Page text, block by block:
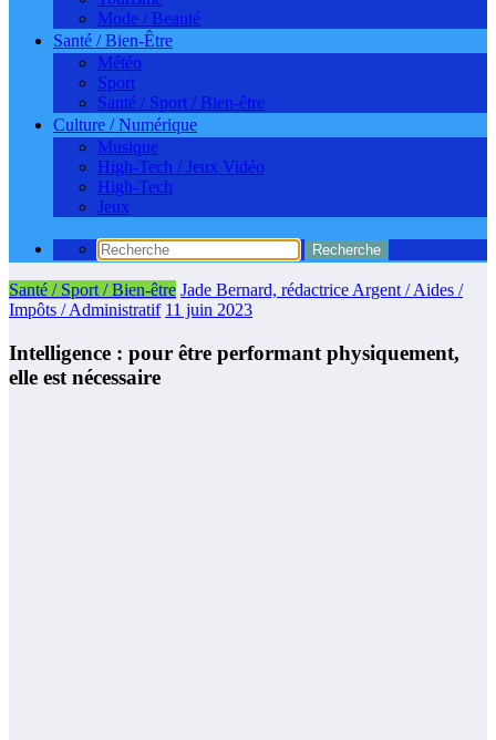
Mode / Beauté
Santé / Bien-Être
Météo
Sport
Santé / Sport / Bien-être
Culture / Numérique
Musique
High-Tech / Jeux Vidéo
High-Tech
Jeux
Santé / Sport / Bien-être Jade Bernard, rédactrice Argent / Aides /
Impôts / Administratif 11 juin 2023
Intelligence : pour être performant physiquement,
elle est nécessaire